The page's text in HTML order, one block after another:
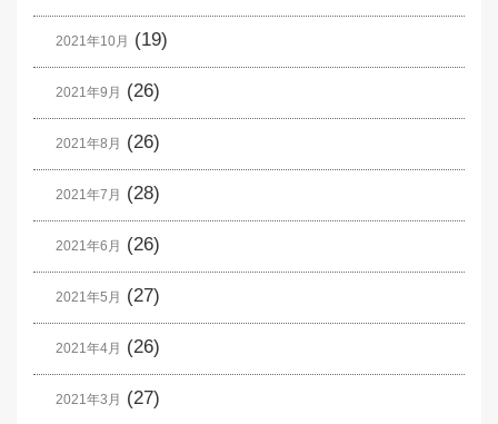
2021年10月 (19)
2021年9月 (26)
2021年8月 (26)
2021年7月 (28)
2021年6月 (26)
2021年5月 (27)
2021年4月 (26)
2021年3月 (27)